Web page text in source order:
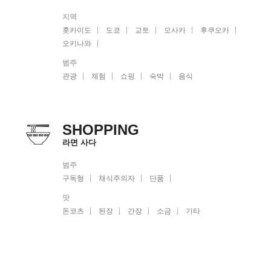
지역
홋카이도
도쿄 교토 오사카
후쿠오카
오키나와
범주
관광
체험 쇼핑 숙박 음식
SHOPPING
라면 사다
범주
구독형
채식주의자 단품
맛
돈코츠
된장 간장 소금 기타